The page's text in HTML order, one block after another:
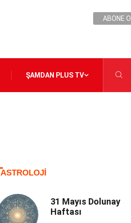
ABONE OL
ŞAMDAN PLUS TV
ASTROLOJI
31 Mayıs Dolunay
Haftası